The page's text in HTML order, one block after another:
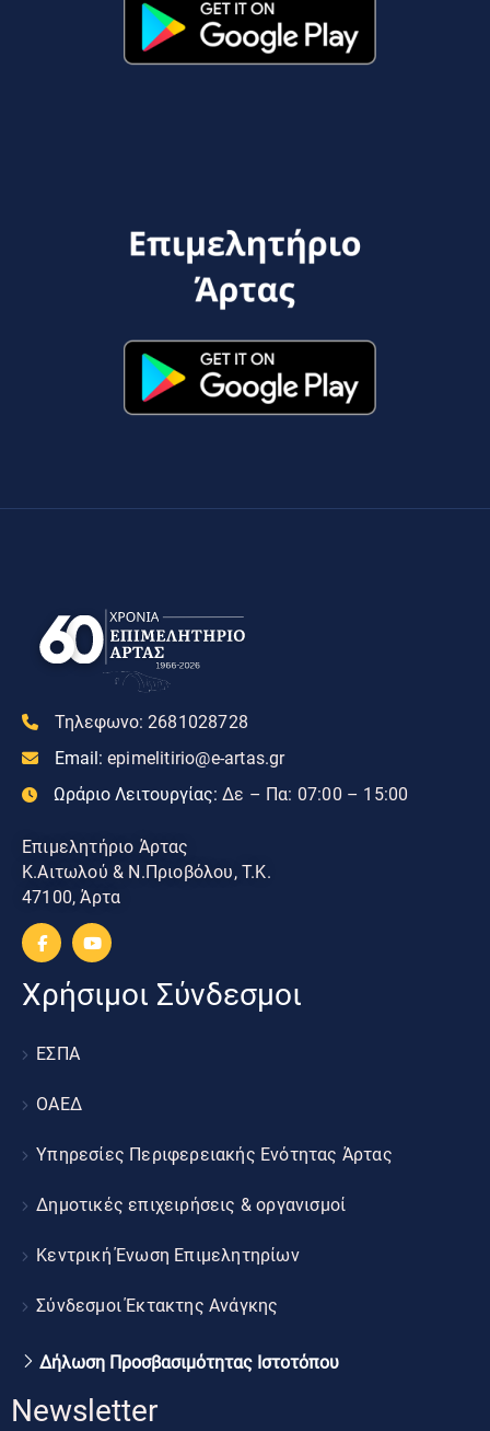
Τηλεφωνο: 2681028728
Email: epimelitirio@e-artas.gr
Ωράριο Λειτουργίας: Δε – Πα: 07:00 – 15:00
Επιμελητήριο Άρτας
Κ.Αιτωλού & Ν.Πριοβόλου, Τ.Κ.
47100, Άρτα
Χρήσιμοι Σύνδεσμοι
ΕΣΠΑ
ΟΑΕΔ
Υπηρεσίες Περιφερειακής Ενότητας Άρτας
Δημοτικές επιχειρήσεις & οργανισμοί
Κεντρική Ένωση Επιμελητηρίων
Σύνδεσμοι Έκτακτης Ανάγκης
Δήλωση Προσβασιμότητας Ιστοτόπου
Newsletter